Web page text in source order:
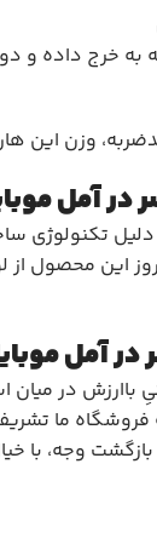
انتقال داده بسیار بالایی را به
تکنولوژی
این محصول از
باارزش در
ما تشریف